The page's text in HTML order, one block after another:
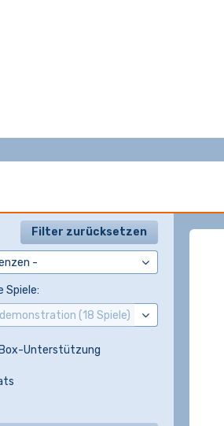
Filter zurücksetzen
Spiele:
Unterstützung